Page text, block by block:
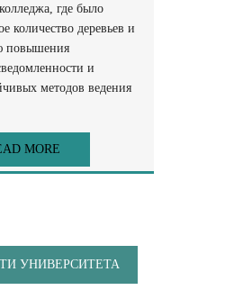
где было
количество деревьев и
повышения
и
методов ведения
MORE
УНИВЕРСИТЕТА